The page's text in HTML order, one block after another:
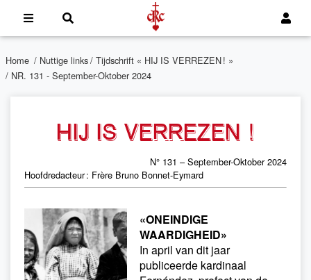
Home / Nuttige links/ Tijdschrift « HIJ IS VERREZEN ! »
/ NR. 131 - September-Oktober 2024
HIJ IS VERREZEN !
N° 131 – September-Oktober 2024
Hoofdredacteur : Frère Bruno Bonnet-Eymard
«ONEINDIGE
WAARDIGHEID»
In april van dit jaar
publiceerde kardinaal